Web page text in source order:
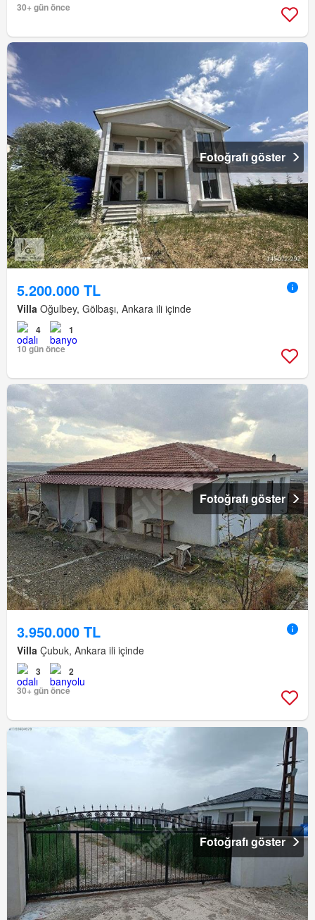
30+ gün önce
Fotoğrafı göster
5.200.000 TL
Villa Oğulbey, Gölbaşı, Ankara ili içinde
4
1
10 gün önce
Fotoğrafı göster
3.950.000 TL
Villa Çubuk, Ankara ili içinde
3
2
30+ gün önce
Fotoğrafı göster